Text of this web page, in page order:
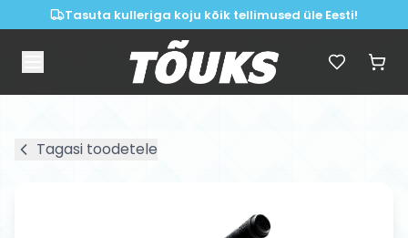
Tasuta kulleriga koju kõik tellimused üle Eesti!
Tagasi toodetele